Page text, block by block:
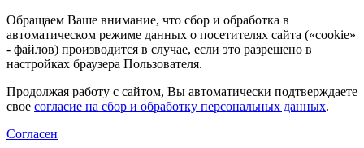
Обращаем Ваше внимание, что сбор и обработка в
автоматическом режиме данных о посетителях сайта («cookie»
- файлов) производится в случае, если это разрешено в
настройках браузера Пользователя.
Продолжая работу с сайтом, Вы автоматически подтверждаете
свое согласие на сбор и обработку персональных данных.
Согласен